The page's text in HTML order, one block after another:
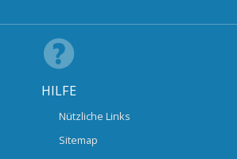
HILFE
Nützliche Links
Sitemap